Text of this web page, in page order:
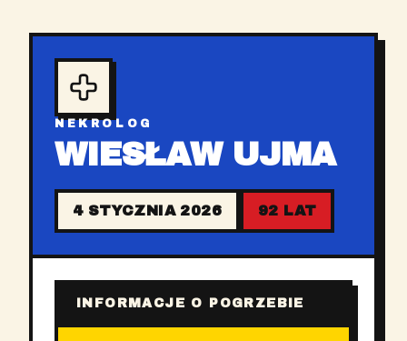
NEKROLOG
WIESŁAW UJMA
4 STYCZNIA 2026 92 LAT
INFORMACJE O POGRZEBIE